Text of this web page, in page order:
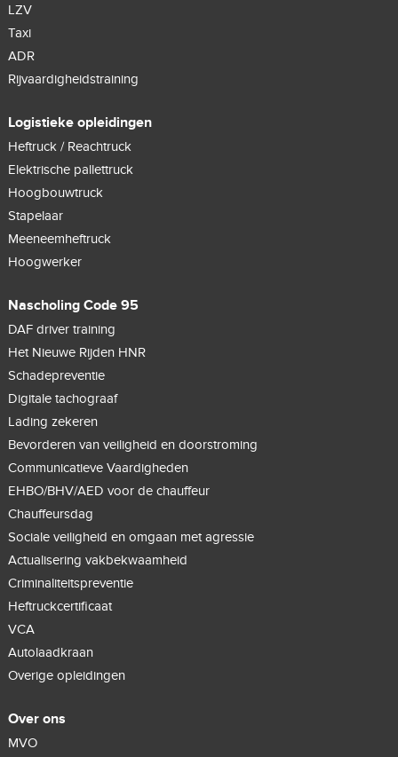
LZV
Taxi
ADR
Rijvaardigheidstraining
Logistieke opleidingen
Heftruck / Reachtruck
Elektrische pallettruck
Hoogbouwtruck
Stapelaar
Meeneemheftruck
Hoogwerker
Nascholing Code 95
DAF driver training
Het Nieuwe Rijden HNR
Schadepreventie
Digitale tachograaf
Lading zekeren
Bevorderen van veiligheid en doorstroming
Communicatieve Vaardigheden
EHBO/BHV/AED voor de chauffeur
Chauffeursdag
Sociale veiligheid en omgaan met agressie
Actualisering vakbekwaamheid
Criminaliteitspreventie
Heftruckcertificaat
VCA
Autolaadkraan
Overige opleidingen
Over ons
MVO